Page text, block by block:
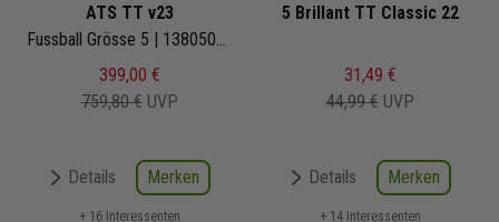
ATS TT v23
Fussball Grösse 5 | 1380502194 | Fußbälle Set 20-teilig
399,00 €
759,80 € UVP
Details Merken
+ 16 Interessenten
5 Brillant TT Classic 22
31,49 €
44,99 € UVP
Details Merken
+ 14 Interessenten